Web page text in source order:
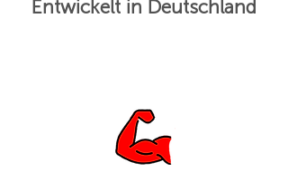
Entwickelt in Deutschland